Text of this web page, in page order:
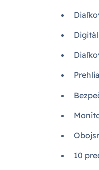
10